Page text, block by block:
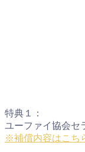
特典１：
ユーファイ協会セ
※補償内容はこち